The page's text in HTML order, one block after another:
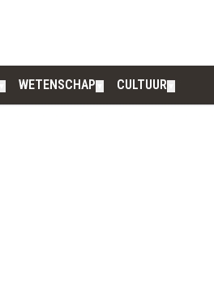
WETENSCHAP CULTUUR